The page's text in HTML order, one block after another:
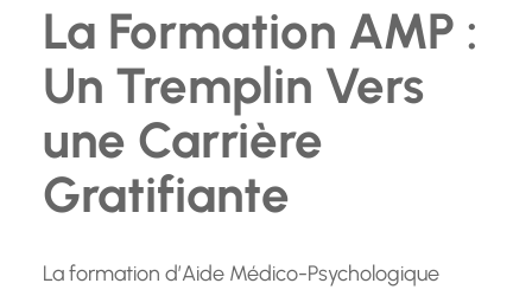
La Formation AMP :
Un Tremplin Vers
une Carrière
Gratifiante
La formation d’Aide Médico-Psychologique